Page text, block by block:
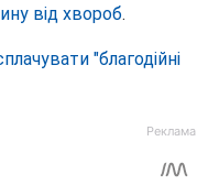
від хвороб.
"благодійні